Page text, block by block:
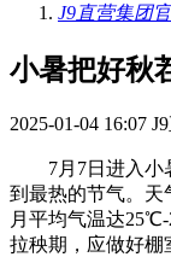
J9直营集团
小暑把好秋
2025-01-04 16:07
7月7日进入小暑
到最热的节气。天
月平均气温达
拉秧期，应做好棚